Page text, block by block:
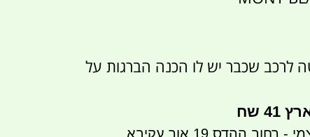
לרכב שכבר יש לו הכנה הברגות על
שח
ההדס 19 אור עקיבא